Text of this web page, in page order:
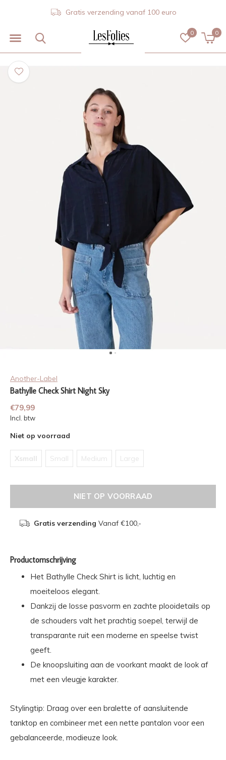
0 0
Gratis verzending vanaf 100 euro
Another-Label
Bathylle Check Shirt Night Sky
€79,99
Incl. btw
Niet op voorraad
Xsmall Small Medium Large
NIET OP VOORRAAD
Gratis verzending Vanaf €100,-
Productomschrijving
Het Bathylle Check Shirt is licht, luchtig en
moeiteloos elegant.
Dankzij de losse pasvorm en zachte plooidetails op
de schouders valt het prachtig soepel, terwijl de
transparante ruit een moderne en speelse twist
geeft.
De knoopsluiting aan de voorkant maakt de look af
met een vleugje karakter.
Stylingtip: Draag over een bralette of aansluitende
tanktop en combineer met een nette pantalon voor een
gebalanceerde, modieuze look.